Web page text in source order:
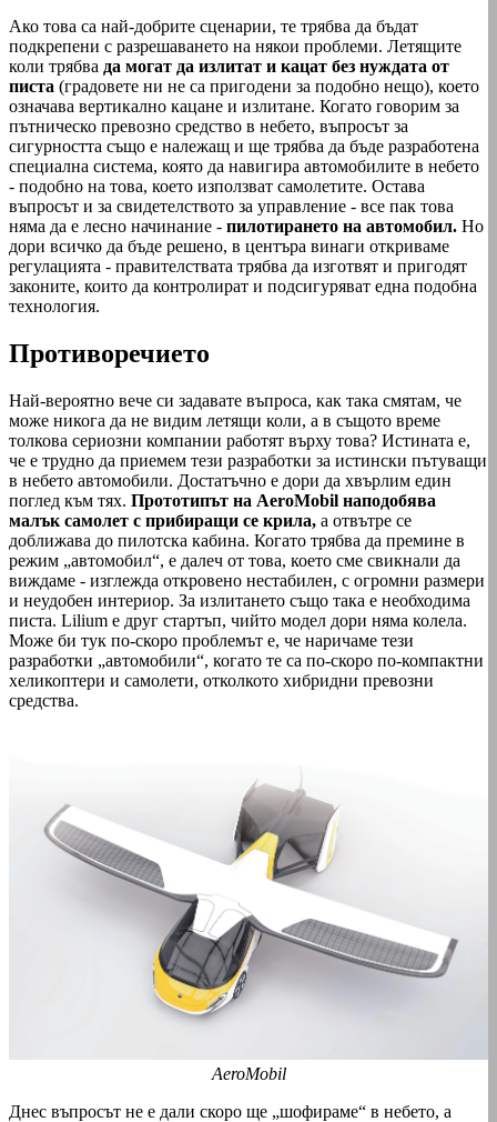
Ако това са най-добрите сценарии, те трябва да бъдат
подкрепени с разрешаването на някои проблеми. Летящите
коли трябва да могат да излитат и кацат без нуждата от
писта (градовете ни не са пригодени за подобно нещо), което
означава вертикално кацане и излитане. Когато говорим за
пътническо превозно средство в небето, въпросът за
сигурността също е належащ и ще трябва да бъде разработена
специална система, която да навигира автомобилите в небето
- подобно на това, което използват самолетите. Остава
въпросът и за свидетелството за управление - все пак това
няма да е лесно начинание - пилотирането на автомобил. Но
дори всичко да бъде решено, в центъра винаги откриваме
регулацията - правителствата трябва да изготвят и пригодят
законите, които да контролират и подсигуряват една подобна
технология.
Противоречието
Най-вероятно вече си задавате въпроса, как така смятам, че
може никога да не видим летящи коли, а в същото време
толкова сериозни компании работят върху това? Истината е,
че е трудно да приемем тези разработки за истински пътуващи
в небето автомобили. Достатъчно е дори да хвърлим един
поглед към тях. Прототипът на AeroMobil наподобява
малък самолет с прибиращи се крила, а отвътре се
доближава до пилотска кабина. Когато трябва да премине в
режим „автомобил“, е далеч от това, което сме свикнали да
виждаме - изглежда откровено нестабилен, с огромни размери
и неудобен интериор. За излитането също така е необходима
писта. Lilium е друг стартъп, чийто модел дори няма колела.
Може би тук по-скоро проблемът е, че наричаме тези
разработки „автомобили“, когато те са по-скоро по-компактни
хеликоптери и самолети, отколкото хибридни превозни
средства.
AeroMobil
Днес въпросът не е дали скоро ще „шофираме“ в небето, а